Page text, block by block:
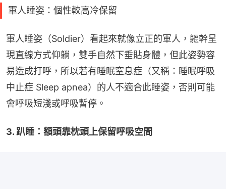
軍人睡姿：個性較高冷保留
軍人睡姿（Soldier）看起來就像立正的軍人，軀幹呈
現直線方式仰躺，雙手自然下垂貼身體，但此姿勢容
易造成打呼，所以若有睡眠窒息症（又稱：睡眠呼吸
中止症 Sleep apnea）的人不適合此睡姿，否則可能
會呼吸短淺或呼吸暫停。
3. 趴睡：額頭靠枕頭上保留呼吸空間